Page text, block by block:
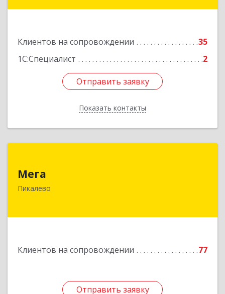
Клиентов на сопровождении
35
1С:Специалист
2
Отправить заявку
Показать контакты
Подробнее
Отправить заявку
Назад
Мега
Пикалево
Клиентов на сопровождении 77
Отправить заявку
Подробнее
Отправить заявку